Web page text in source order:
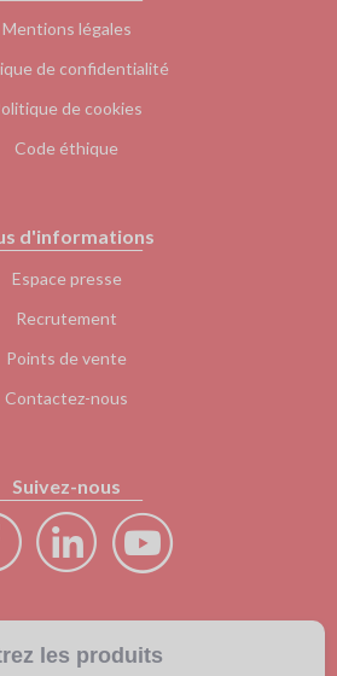
les produits
Mentions légales
de confidentialité
de cookies
Code éthique
d'informations
Espace presse
Recrutement
Points de vente
Contactez-nous
Suivez-nous
- Tous droits réservés